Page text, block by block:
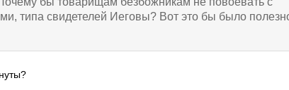
типа свидетелей Иеговы? Вот это бы было